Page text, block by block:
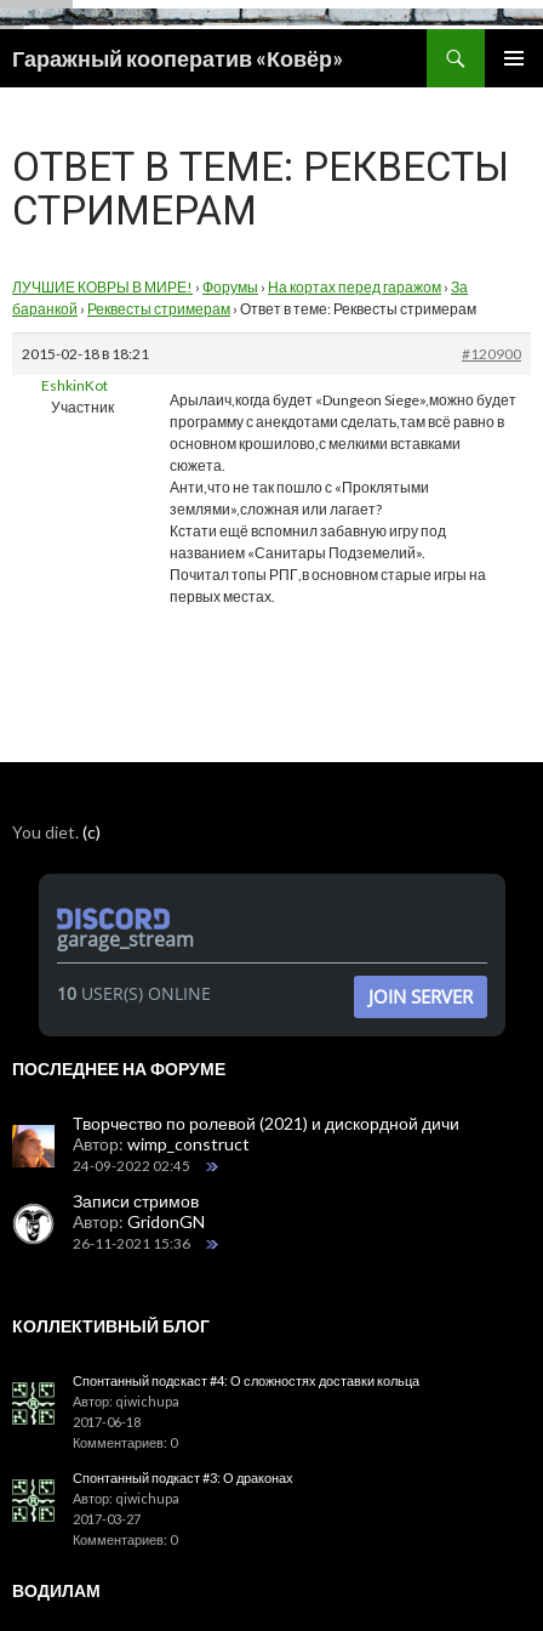
Гаражный кооператив «Ковёр»
ПЕРЕЙТИ
ОТВЕТ В ТЕМЕ: РЕКВЕСТЫ
СТРИМЕРАМ
ЛУЧШИЕ КОВРЫ В МИРЕ! › Форумы › На кортах перед гаражом › За
баранкой › Реквесты стримерам › Ответ в теме: Реквесты стримерам
2015-02-18 в 18:21
#120900
EshkinKot
Участник
Арылаич,когда будет «Dungeon Siege»,можно будет
программу с анекдотами сделать,там всё равно в
основном крошилово,с мелкими вставками
сюжета.
Анти,что не так пошло с «Проклятыми
землями»,сложная или лагает?
Кстати ещё вспомнил забавную игру под
названием «Санитары Подземелий».
Почитал топы РПГ,в основном старые игры на
первых местах.
You diet.(c)
garage_stream
10USER(S) ONLINE JOIN SERVER
ПОСЛЕДНЕЕ НА ФОРУМЕ
Творчество по ролевой (2021) и дискордной дичи
Автор: wimp_construct
24-09-2022 02:45
Записи стримов
Автор: GridonGN
26-11-2021 15:36
КОЛЛЕКТИВНЫЙ БЛОГ
Спонтанный подскаст #4: О сложностях доставки кольца
Автор: qiwichupa
2017-06-18
Комментариев: 0
Спонтанный подкаст #3: О драконах
Автор: qiwichupa
2017-03-27
Комментариев: 0
ВОДИЛАМ